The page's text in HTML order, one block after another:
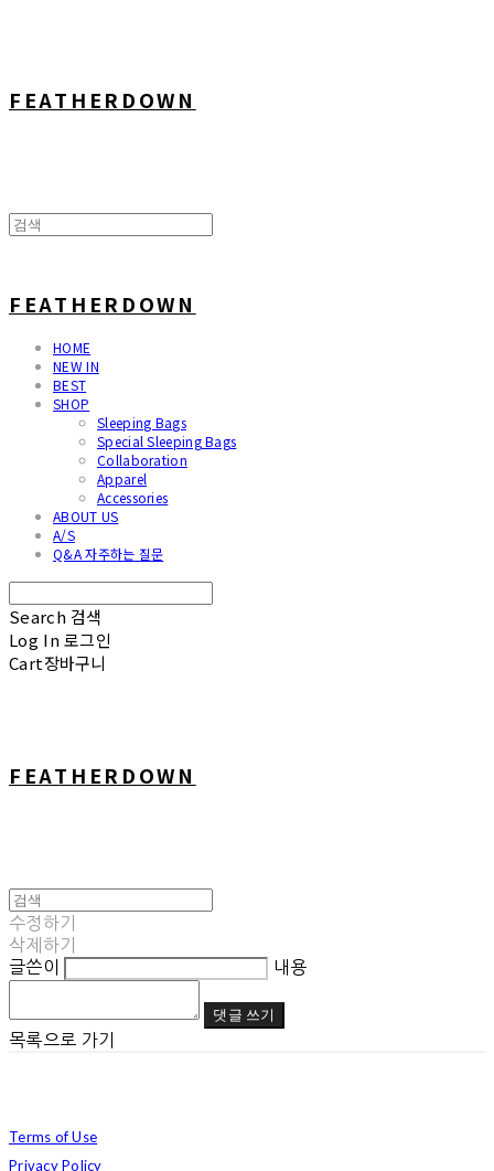
FEATHERDOWN
FEATHERDOWN
HOME
NEW IN
BEST
SHOP
Sleeping Bags
Special Sleeping Bags
Collaboration
Apparel
Accessories
ABOUT US
A/S
Q&A 자주하는 질문
Search 검색
Log In 로그인
Cart장바구니
FEATHERDOWN
수정하기
삭제하기
글쓴이
내용
댓글 쓰기
목록으로 가기
Terms of Use
Privacy Policy